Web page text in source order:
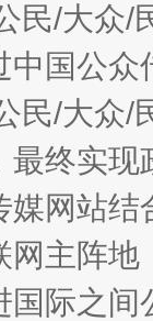
民/大众
中国公
民/大众
最终实
媒网站
主阵
国际之